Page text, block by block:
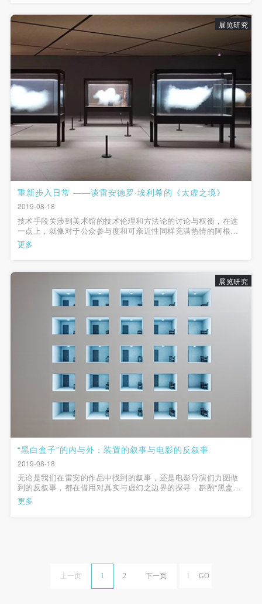
展览研究
重新步入日常 ——谈雷安德罗·埃利希的《太虚之境》
2019-08-18
技术手段关涉到美术馆的技术伦理和方法论的讨论与权衡，在这
一点上，就像对于公众参与度和可亲近性同样充满热情的阿根廷
艺术家雷安德罗·埃利希的作品，正如他所说，“我想消除作品
的‘边界’。让观众看不到作品本身的轮廓，也不会感受到自己是在
更多
展览研究
“黑白盒子”的内与外：装置的叙事与电影的反叙事
2019-08-18
无论是我们在雷安的作品中找到的叙事，还是电影导演们力图做
到的反叙事，都在借用对真实与虚幻之边界的探寻，斟酌“黑盒
子”的内外与去留，在分享自己对于外部世界之体验的同时，传达
对于自身所处系统的反思。
更多
上一页 1 2 下一页